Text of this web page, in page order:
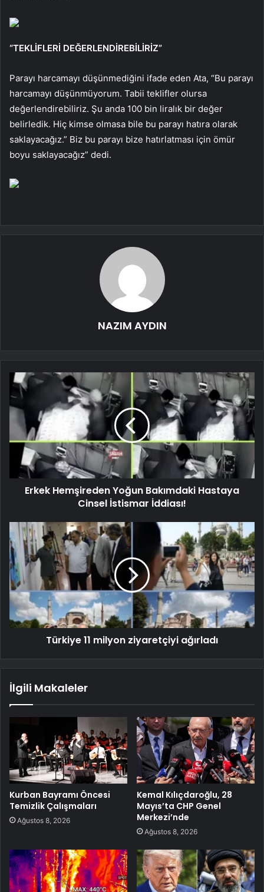
“TEKLİFLERİ DEĞERLENDİREBİLİRİZ”
Parayı harcamayı düşünmediğini ifade eden Ata, “Bu parayı
harcamayı düşünmüyorum. Tabii teklifler olursa
değerlendirebiliriz. Şu anda 100 bin liralık bir değer
belirledik. Hiç kimse olmasa bile bu parayı hatıra olarak
saklayacağız.” Biz bu parayı bize hatırlatması için ömür
boyu saklayacağız” dedi.
NAZIM AYDIN
Erkek Hemşireden Yoğun Bakımdaki Hastaya
Cinsel İstismar İddiası!
Türkiye 11 milyon ziyaretçiyi ağırladı
İlgili Makaleler
Kurban Bayramı Öncesi
Temizlik Çalışmaları
Ağustos 8, 2026
Kemal Kılıçdaroğlu, 28
Mayıs’ta CHP Genel
Merkezi’nde
Ağustos 8, 2026